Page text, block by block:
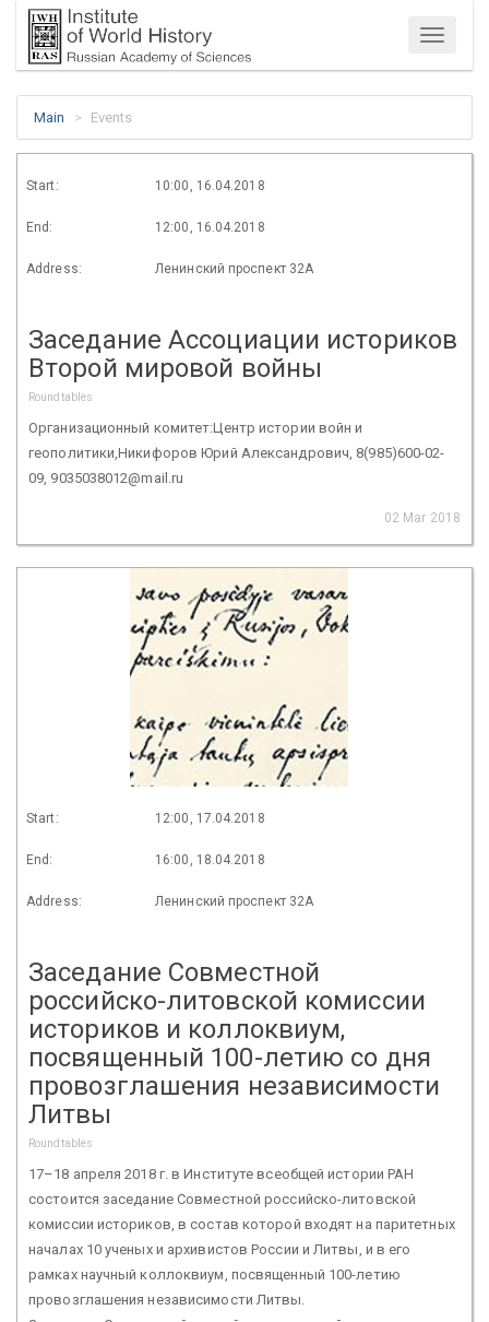
Menu
Main Events
Start: 10:00, 16.04.2018
End: 12:00, 16.04.2018
Address: Ленинский проспект 32А
Заседание Ассоциации историков
Второй мировой войны
Roundtables
Организационный комитет:Центр истории войн и
геополитики,Никифоров Юрий Александрович, 8(985)600-02-
09, 9035038012@mail.ru
02 Mar 2018
Start: 12:00, 17.04.2018
End: 16:00, 18.04.2018
Address: Ленинский проспект 32А
Заседание Совместной
российско-литовской комиссии
историков и коллоквиум,
посвященный 100-летию со дня
провозглашения независимости
Литвы
Roundtables
17–18 апреля 2018 г. в Институте всеобщей истории РАН
состоится заседание Совместной российско-литовской
комиссии историков, в состав которой входят на паритетных
началах 10 ученых и архивистов России и Литвы, и в его
рамках научный коллоквиум, посвященный 100-летию
провозглашения независимости Литвы.